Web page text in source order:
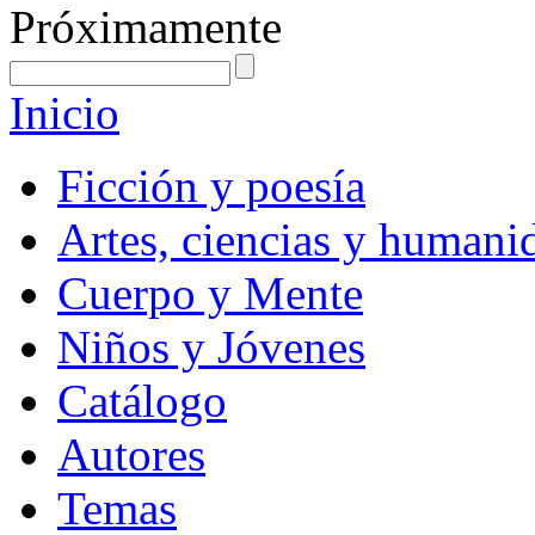
Próximamente
Inicio
Ficción y poesía
Artes, ciencias y
Cuerpo y Mente
Niños y Jóvenes
Catálogo
Autores
Temas